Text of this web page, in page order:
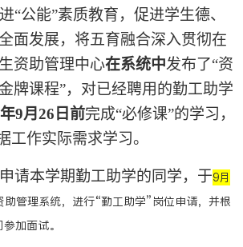
“公能”素质教育，促进学生德、
面发展，将五育融合深入贯彻在
资助管理中心在系统中发布了“资
牌课程”，对已经聘用的勤工助学
年9月 26 日前完成“必修课”的学习，
工作实际需求学习。
请本学期勤工助学的同学，于9月
助管理系统，进行“勤工助学”岗位申请，并根
加面试。